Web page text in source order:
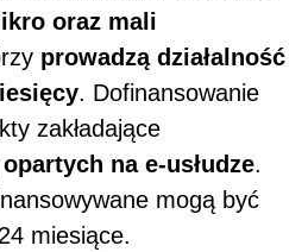
oraz mali
prowadzą działalność
. Dofinansowanie
zakładające
na e-usłudze.
mogą być
miesiące.